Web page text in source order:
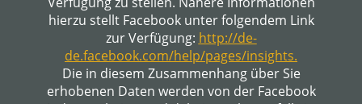
hierzu stellt Facebook unter folgendem Link
zur Verfügung: http://de-
de.facebook.com/help/pages/insights.
Die in diesem Zusammenhang über Sie
erhobenen Daten werden von der Facebook